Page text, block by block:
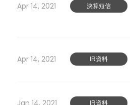
Apr 14, 2021 決算短信
Apr 14, 2021 IR資料
Jan 14, 2021 IR資料